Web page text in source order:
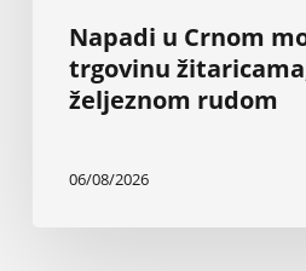
Napadi u Crnom
trgovinu
željeznom rudom
06/08/2026